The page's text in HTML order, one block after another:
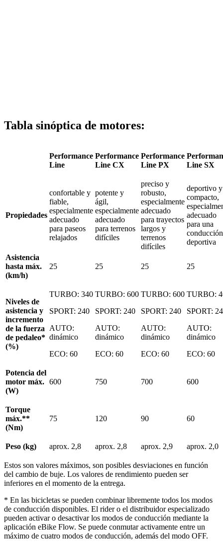
Tabla sinóptica de motores:
Performance
Line
Performance
Line CX
Performance
Line PX
Line SX
Propiedades
confortable y
fiable,
especialmente
adecuado
para paseos
relajados
potente y
ágil,
especialmente
adecuado
para terrenos
difíciles
preciso y
robusto,
especialmente
adecuado
para trayectos
largos y
terrenos
difíciles
deportivo y
compacto,
adecuado
para una
conducción
deportiva
Asistencia
hasta máx.
(km/h)
25 25 25 25
Niveles de
asistencia y
incremento
de la fuerza
de pedaleo*
(%)
TURBO: 340
SPORT: 240
AUTO:
dinámico
ECO: 60
TURBO: 600
SPORT: 240
AUTO:
dinámico
ECO: 60
TURBO: 600
SPORT: 240
AUTO:
dinámico
ECO: 60
TURBO:
SPORT:
AUTO:
dinámico
ECO: 60
Potencia del
motor máx.
(W)
600 750 700 600
Torque
máx.**
(Nm)
75 120 90 60
Peso (kg) aprox. 2,8 aprox. 2,8 aprox. 2,9 aprox. 2,0
Estos son valores máximos, son posibles desviaciones en función
del cambio de buje. Los valores de rendimiento pueden ser
inferiores en el momento de la entrega.
* En las bicicletas se pueden combinar libremente todos los modos
de conducción disponibles. El rider o el distribuidor especializado
pueden activar o desactivar los modos de conducción mediante la
aplicación eBike Flow. Se puede conmutar activamente entre un
máximo de cuatro modos de conducción, además del modo OFF.